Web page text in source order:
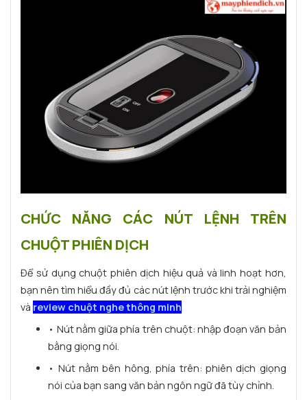
CHỨC NĂNG CÁC NÚT LỆNH TRÊN
CHUỘT PHIÊN DỊCH
Để sử dụng chuột phiên dịch hiệu quả và linh hoạt hơn,
bạn nên tìm hiểu đầy đủ các nút lệnh trước khi trải nghiệm
và review chuột nghe thông minh.
• Nút nằm giữa phía trên chuột: nhập đoạn văn bản
bằng giọng nói.
• Nút nằm bên hông, phía trên: phiên dịch giọng
nói của bạn sang văn bản ngôn ngữ đã tùy chỉnh.